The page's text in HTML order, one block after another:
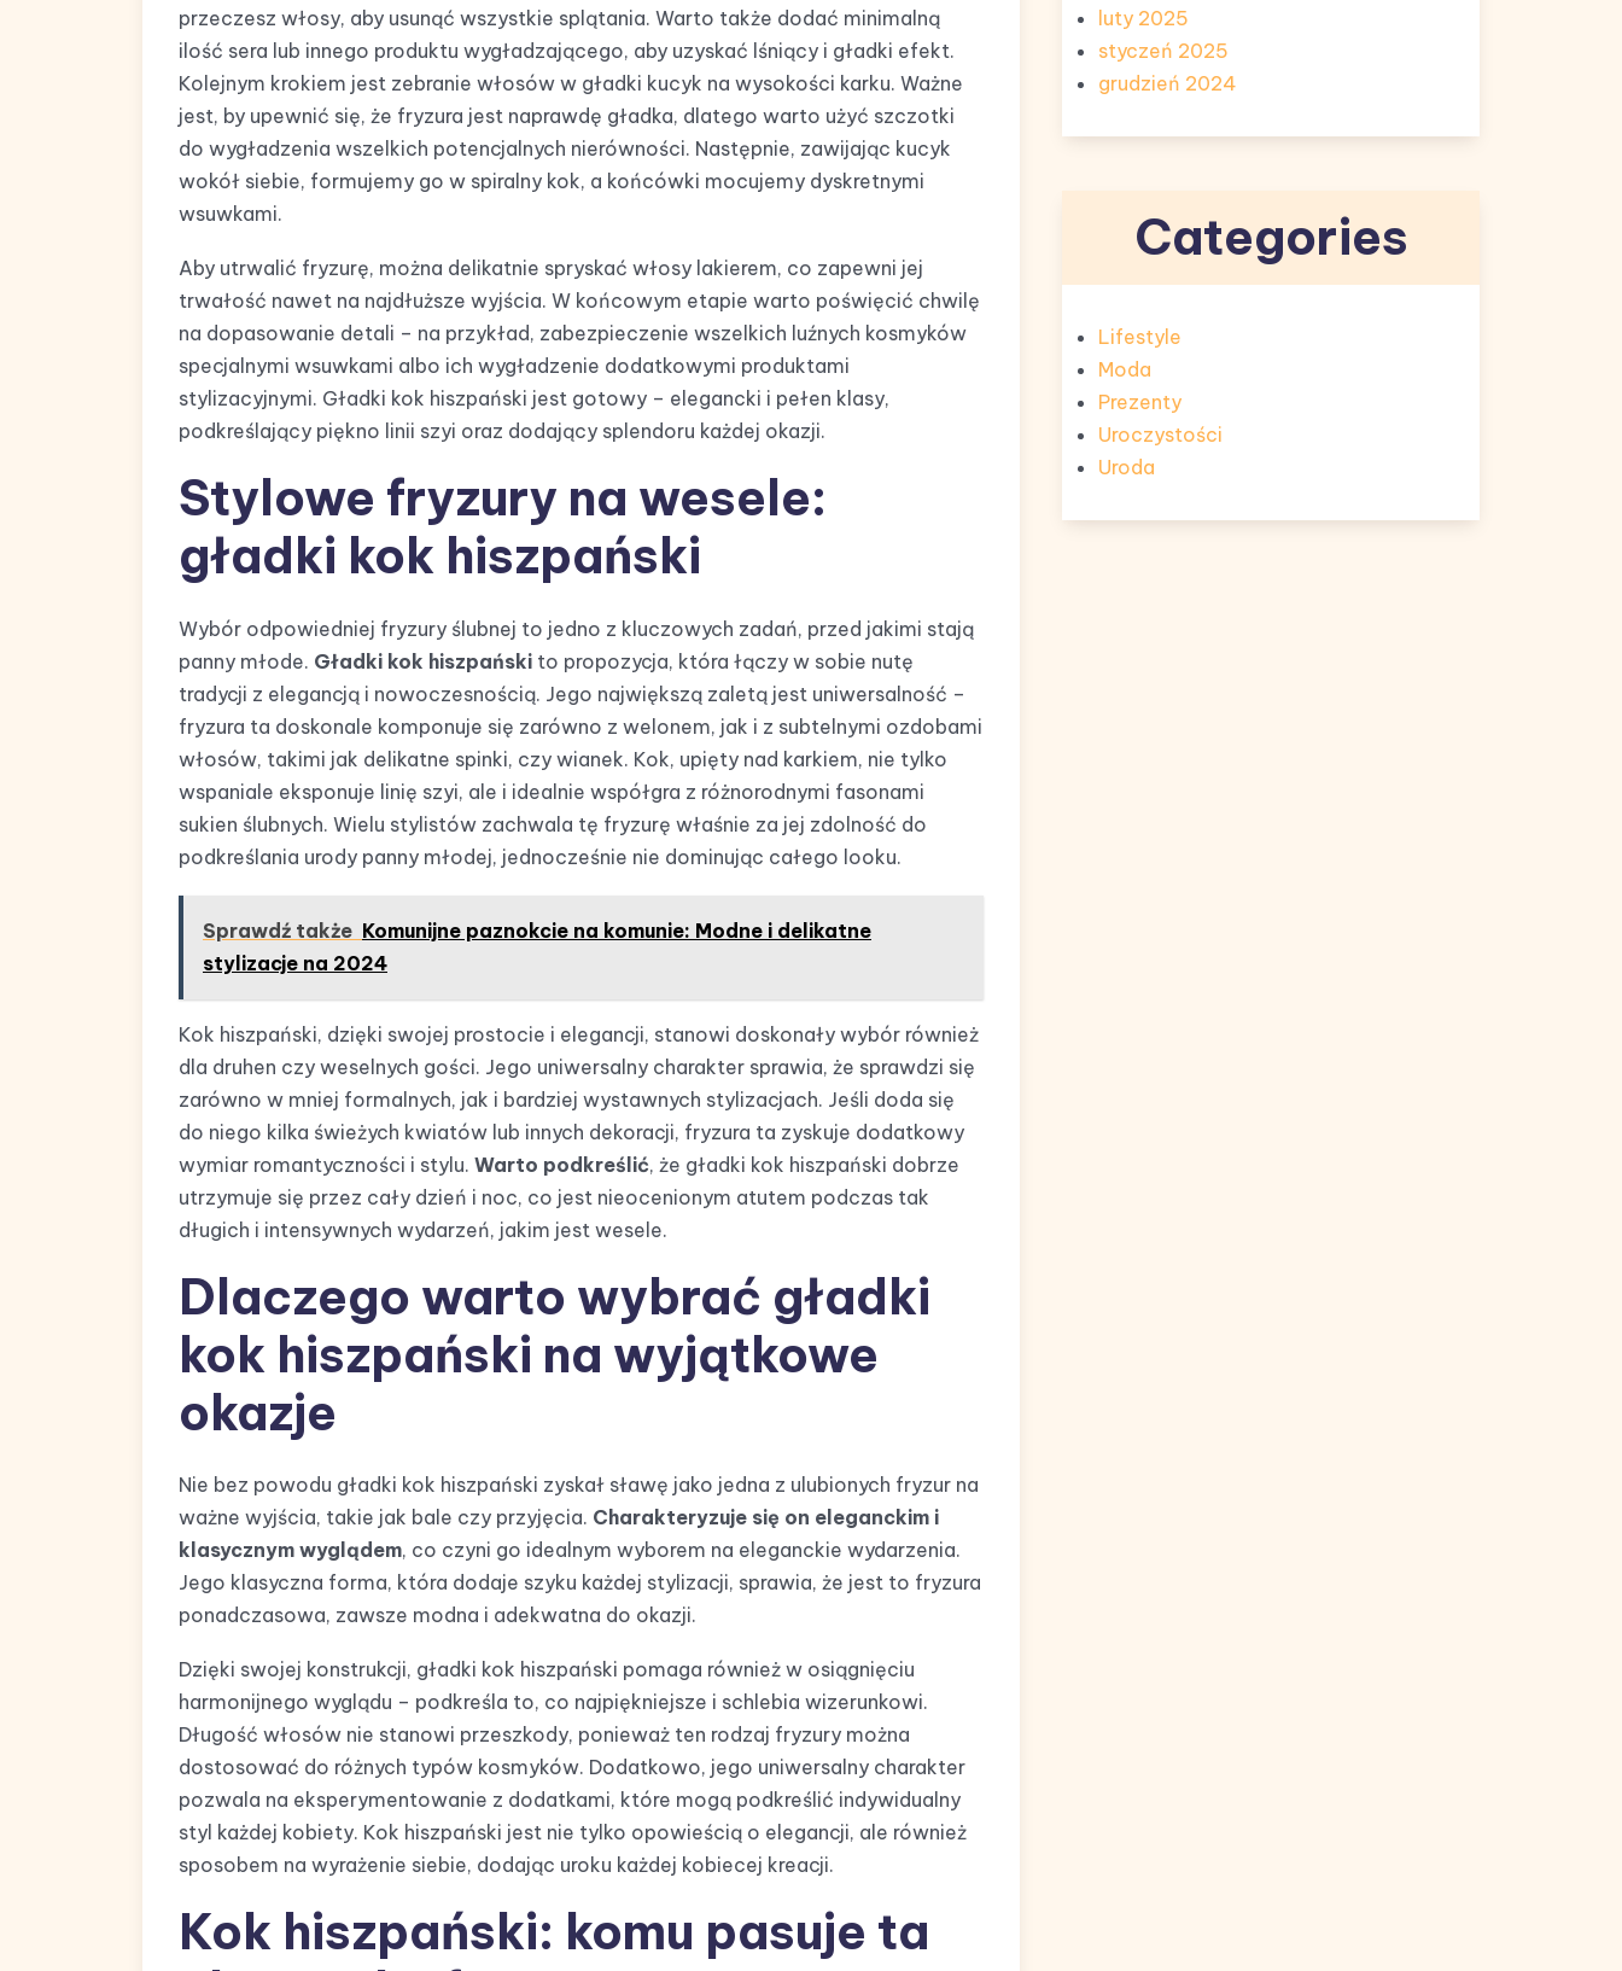
przeczesz włosy, aby usunąć wszystkie splątania. Warto także dodać minimalną
ilość sera lub innego produktu wygładzającego, aby uzyskać lśniący i gładki efekt.
Kolejnym krokiem jest zebranie włosów w gładki kucyk na wysokości karku. Ważne
jest, by upewnić się, że fryzura jest naprawdę gładka, dlatego warto użyć szczotki
do wygładzenia wszelkich potencjalnych nierówności. Następnie, zawijając kucyk
wokół siebie, formujemy go w spiralny kok, a końcówki mocujemy dyskretnymi
wsuwkami.
Aby utrwalić fryzurę, można delikatnie spryskać włosy lakierem, co zapewni jej
trwałość nawet na najdłuższe wyjścia. W końcowym etapie warto poświęcić chwilę
na dopasowanie detali – na przykład, zabezpieczenie wszelkich luźnych kosmyków
specjalnymi wsuwkami albo ich wygładzenie dodatkowymi produktami
stylizacyjnymi. Gładki kok hiszpański jest gotowy – elegancki i pełen klasy,
podkreślający piękno linii szyi oraz dodający splendoru każdej okazji.
Stylowe fryzury na wesele:
gładki kok hiszpański
Wybór odpowiedniej fryzury ślubnej to jedno z kluczowych zadań, przed jakimi stają
panny młode. Gładki kok hiszpański to propozycja, która łączy w sobie nutę
tradycji z elegancją i nowoczesnością. Jego największą zaletą jest uniwersalność –
fryzura ta doskonale komponuje się zarówno z welonem, jak i z subtelnymi ozdobami
włosów, takimi jak delikatne spinki, czy wianek. Kok, upięty nad karkiem, nie tylko
wspaniale eksponuje linię szyi, ale i idealnie współgra z różnorodnymi fasonami
sukien ślubnych. Wielu stylistów zachwala tę fryzurę właśnie za jej zdolność do
podkreślania urody panny młodej, jednocześnie nie dominując całego looku.
Sprawdź także Komunijne paznokcie na komunie: Modne i delikatne
stylizacje na 2024
Kok hiszpański, dzięki swojej prostocie i elegancji, stanowi doskonały wybór również
dla druhen czy weselnych gości. Jego uniwersalny charakter sprawia, że sprawdzi się
zarówno w mniej formalnych, jak i bardziej wystawnych stylizacjach. Jeśli doda się
do niego kilka świeżych kwiatów lub innych dekoracji, fryzura ta zyskuje dodatkowy
wymiar romantyczności i stylu. Warto podkreślić, że gładki kok hiszpański dobrze
utrzymuje się przez cały dzień i noc, co jest nieocenionym atutem podczas tak
długich i intensywnych wydarzeń, jakim jest wesele.
Dlaczego warto wybrać gładki
kok hiszpański na wyjątkowe
okazje
Nie bez powodu gładki kok hiszpański zyskał sławę jako jedna z ulubionych fryzur na
ważne wyjścia, takie jak bale czy przyjęcia. Charakteryzuje się on eleganckim i
klasycznym wyglądem, co czyni go idealnym wyborem na eleganckie wydarzenia.
Jego klasyczna forma, która dodaje szyku każdej stylizacji, sprawia, że jest to fryzura
ponadczasowa, zawsze modna i adekwatna do okazji.
Dzięki swojej konstrukcji, gładki kok hiszpański pomaga również w osiągnięciu
harmonijnego wyglądu – podkreśla to, co najpiękniejsze i schlebia wizerunkowi.
Długość włosów nie stanowi przeszkody, ponieważ ten rodzaj fryzury można
dostosować do różnych typów kosmyków. Dodatkowo, jego uniwersalny charakter
pozwala na eksperymentowanie z dodatkami, które mogą podkreślić indywidualny
styl każdej kobiety. Kok hiszpański jest nie tylko opowieścią o elegancji, ale również
sposobem na wyrażenie siebie, dodając uroku każdej kobiecej kreacji.
Kok hiszpański: komu pasuje ta
luty 2025
styczeń 2025
grudzień 2024
Categories
Lifestyle
Moda
Prezenty
Uroczystości
Uroda